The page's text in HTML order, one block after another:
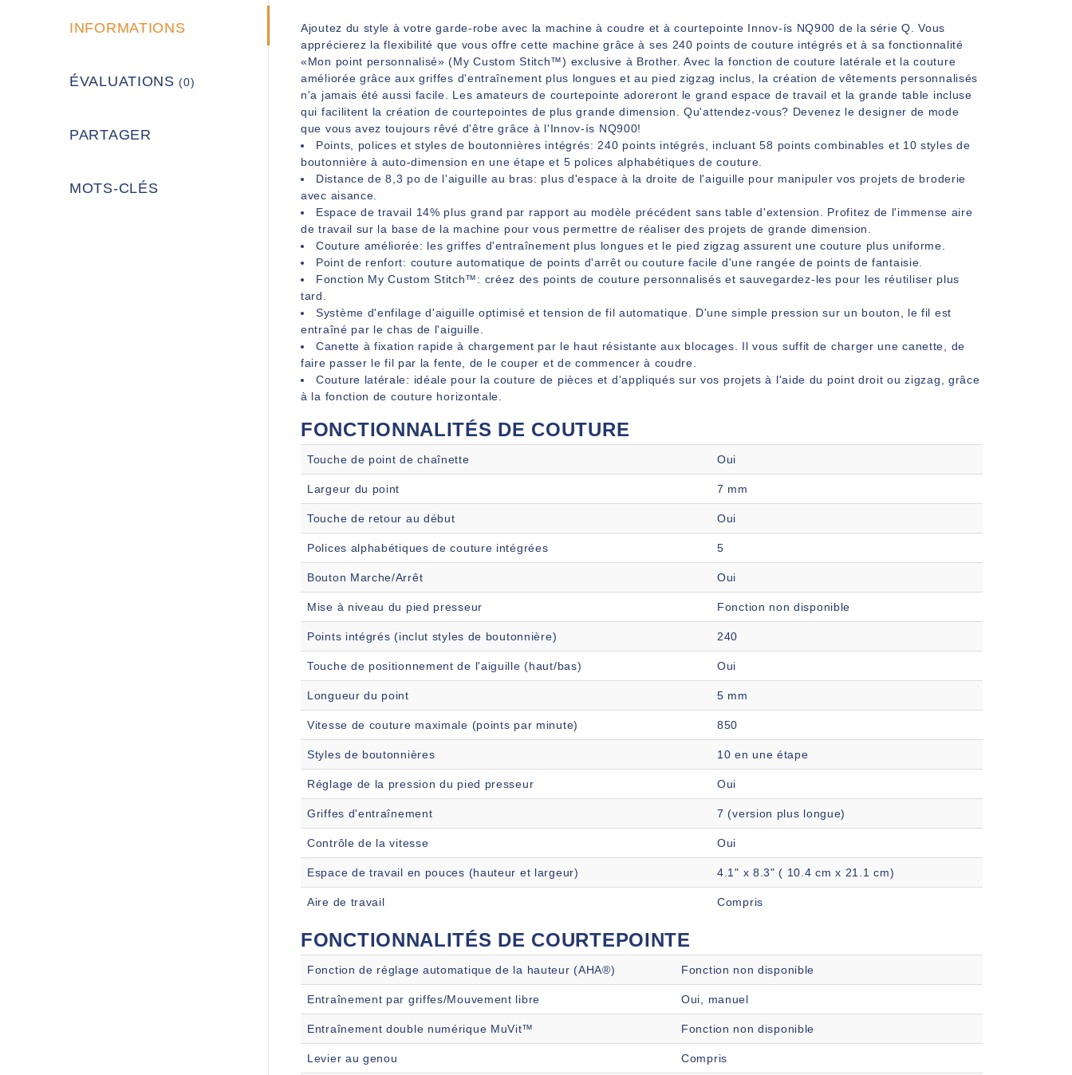
INFORMATIONS
ÉVALUATIONS(0)
PARTAGER
MOTS-CLÉS
Ajoutez du style à votre garde-robe avec la machine à coudre et à courtepointe Innov-ís NQ900 de la série Q. Vous
apprécierez la flexibilité que vous offre cette machine grâce à ses 240 points de couture intégrés et à sa fonctionnalité
«Mon point personnalisé» (My Custom Stitch™) exclusive à Brother. Avec la fonction de couture latérale et la couture
améliorée grâce aux griffes d'entraînement plus longues et au pied zigzag inclus, la création de vêtements personnalisés
n'a jamais été aussi facile. Les amateurs de courtepointe adoreront le grand espace de travail et la grande table incluse
qui facilitent la création de courtepointes de plus grande dimension. Qu'attendez-vous? Devenez le designer de mode
que vous avez toujours rêvé d'être grâce à l'Innov-ís NQ900!
Points, polices et styles de boutonnières intégrés: 240 points intégrés, incluant 58 points combinables et 10 styles de
boutonnière à auto-dimension en une étape et 5 polices alphabétiques de couture.
Distance de 8,3 po de l'aiguille au bras: plus d'espace à la droite de l'aiguille pour manipuler vos projets de broderie
avec aisance.
Espace de travail 14% plus grand par rapport au modèle précédent sans table d'extension. Profitez de l'immense aire
de travail sur la base de la machine pour vous permettre de réaliser des projets de grande dimension.
Couture améliorée: les griffes d'entraînement plus longues et le pied zigzag assurent une couture plus uniforme.
Point de renfort: couture automatique de points d'arrêt ou couture facile d'une rangée de points de fantaisie.
Fonction My Custom Stitch™: créez des points de couture personnalisés et sauvegardez-les pour les réutiliser plus
tard.
Système d'enfilage d'aiguille optimisé et tension de fil automatique. D'une simple pression sur un bouton, le fil est
entraîné par le chas de l'aiguille.
Canette à fixation rapide à chargement par le haut résistante aux blocages. Il vous suffit de charger une canette, de
faire passer le fil par la fente, de le couper et de commencer à coudre.
Couture latérale: idéale pour la couture de pièces et d'appliqués sur vos projets à l'aide du point droit ou zigzag, grâce
à la fonction de couture horizontale.
FONCTIONNALITÉS DE COUTURE
Touche de point de chaînette Oui
Largeur du point 7 mm
Touche de retour au début Oui
Polices alphabétiques de couture intégrées 5
Bouton Marche/Arrêt Oui
Mise à niveau du pied presseur Fonction non disponible
Points intégrés (inclut styles de boutonnière) 240
Touche de positionnement de l'aiguille (haut/bas) Oui
Longueur du point 5 mm
Vitesse de couture maximale (points par minute) 850
Styles de boutonnières 10 en une étape
Réglage de la pression du pied presseur Oui
Griffes d'entraînement 7 (version plus longue)
Contrôle de la vitesse Oui
Espace de travail en pouces (hauteur et largeur) 4.1" x 8.3" ( 10.4 cm x 21.1 cm)
Aire de travail Compris
FONCTIONNALITÉS DE COURTEPOINTE
Fonction de réglage automatique de la hauteur (AHA®) Fonction non disponible
Entraînement par griffes/Mouvement libre Oui, manuel
Entraînement double numérique MuVit™ Fonction non disponible
Levier au genou Compris